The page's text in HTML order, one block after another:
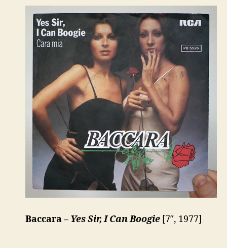
Baccara – Yes Sir, I Can Boogie [7″, 1977]